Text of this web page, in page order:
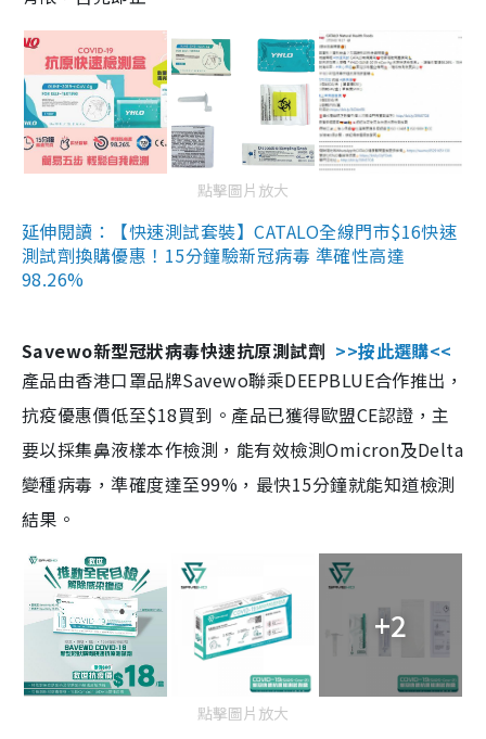
點擊圖片放大
延伸閱讀：【快速測試套裝】CATALO全線門市$16快速
測試劑換購優惠！15分鐘驗新冠病毒 準確性高達
98.26%
Savewo新型冠狀病毒快速抗原測試劑 >>按此選購<<
產品由香港口罩品牌Savewo聯乘DEEPBLUE合作推出，
抗疫優惠價低至$18買到。產品已獲得歐盟CE認證，主
要以採集鼻液樣本作檢測，能有效檢測Omicron及Delta
變種病毒，準確度達至99%，最快15分鐘就能知道檢測
結果。
+2
點擊圖片放大